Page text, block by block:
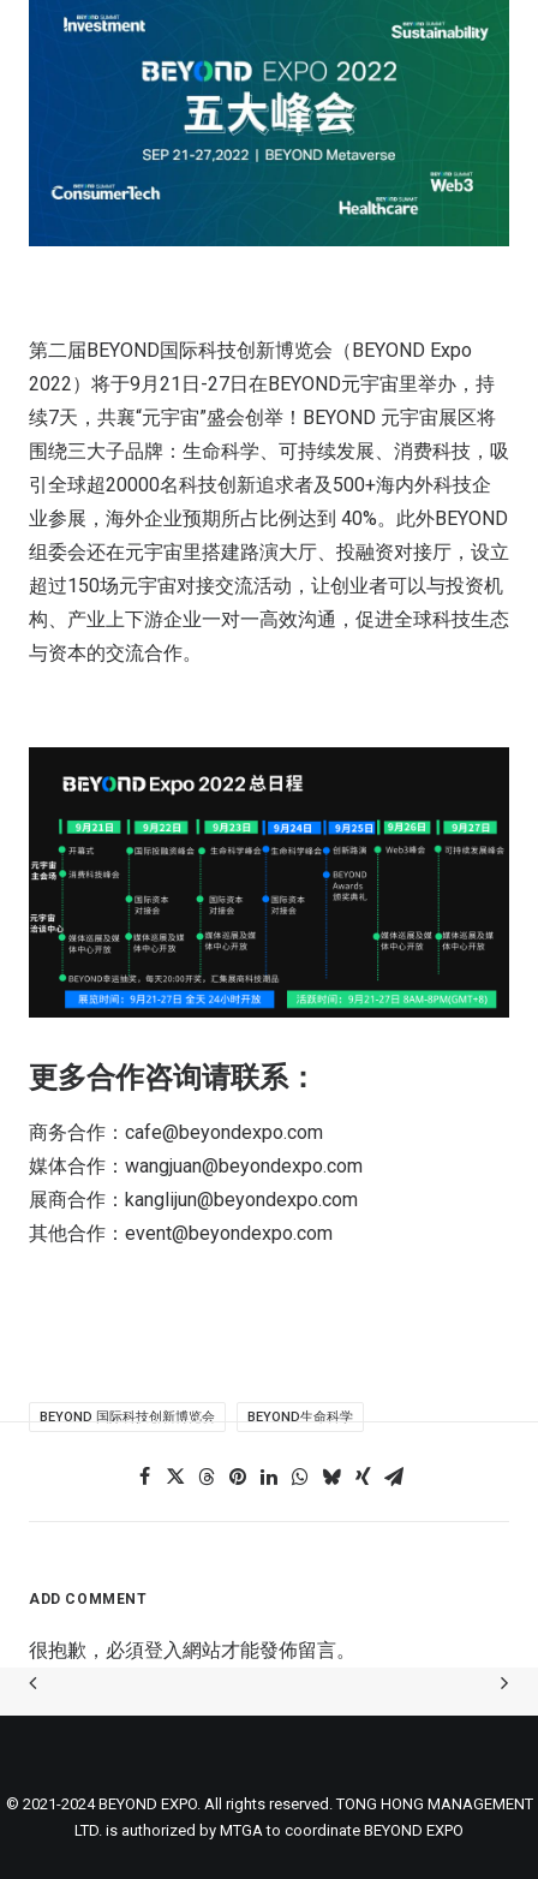
第二届BEYOND国际科技创新博览会（BEYOND Expo
2022）将于9月21日-27日在BEYOND元宇宙里举办，持
续7天，共襄“元宇宙”盛会创举！BEYOND 元宇宙展区将
围绕三大子品牌：生命科学、可持续发展、消费科技，吸
引全球超20000名科技创新追求者及500+海内外科技企
业参展，海外企业预期所占比例达到 40%。此外BEYOND
组委会还在元宇宙里搭建路演大厅、投融资对接厅，设立
超过150场元宇宙对接交流活动，让创业者可以与投资机
构、产业上下游企业一对一高效沟通，促进全球科技生态
与资本的交流合作。
更多合作咨询请联系：
商务合作：cafe@beyondexpo.com
媒体合作：wangjuan@beyondexpo.com
展商合作：kanglijun@beyondexpo.com
其他合作：event@beyondexpo.com
BEYOND 国际科技创新博览会 BEYOND生命科学
ADD COMMENT
很抱歉，必須登入網站才能發佈留言。
© 2021-2024 BEYOND EXPO. All rights reserved. TONG HONG MANAGEMENT
LTD. is authorized by MTGA to coordinate BEYOND EXPO